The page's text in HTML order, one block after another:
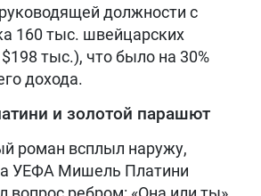
должности с
160 тыс. швейцарских
тыс.), что было на 30%
дохода.
и золотой парашют
роман всплыл наружу,
УЕФА Мишель Платини